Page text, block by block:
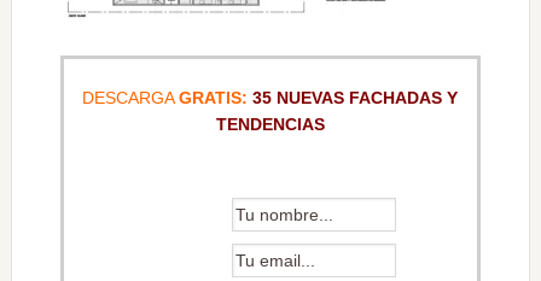
DESCARGAGRATIS: 35 NUEVAS FACHADAS Y
TENDENCIAS